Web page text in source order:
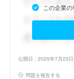
この企業
公開日：2025年7月23日
問題を報告する